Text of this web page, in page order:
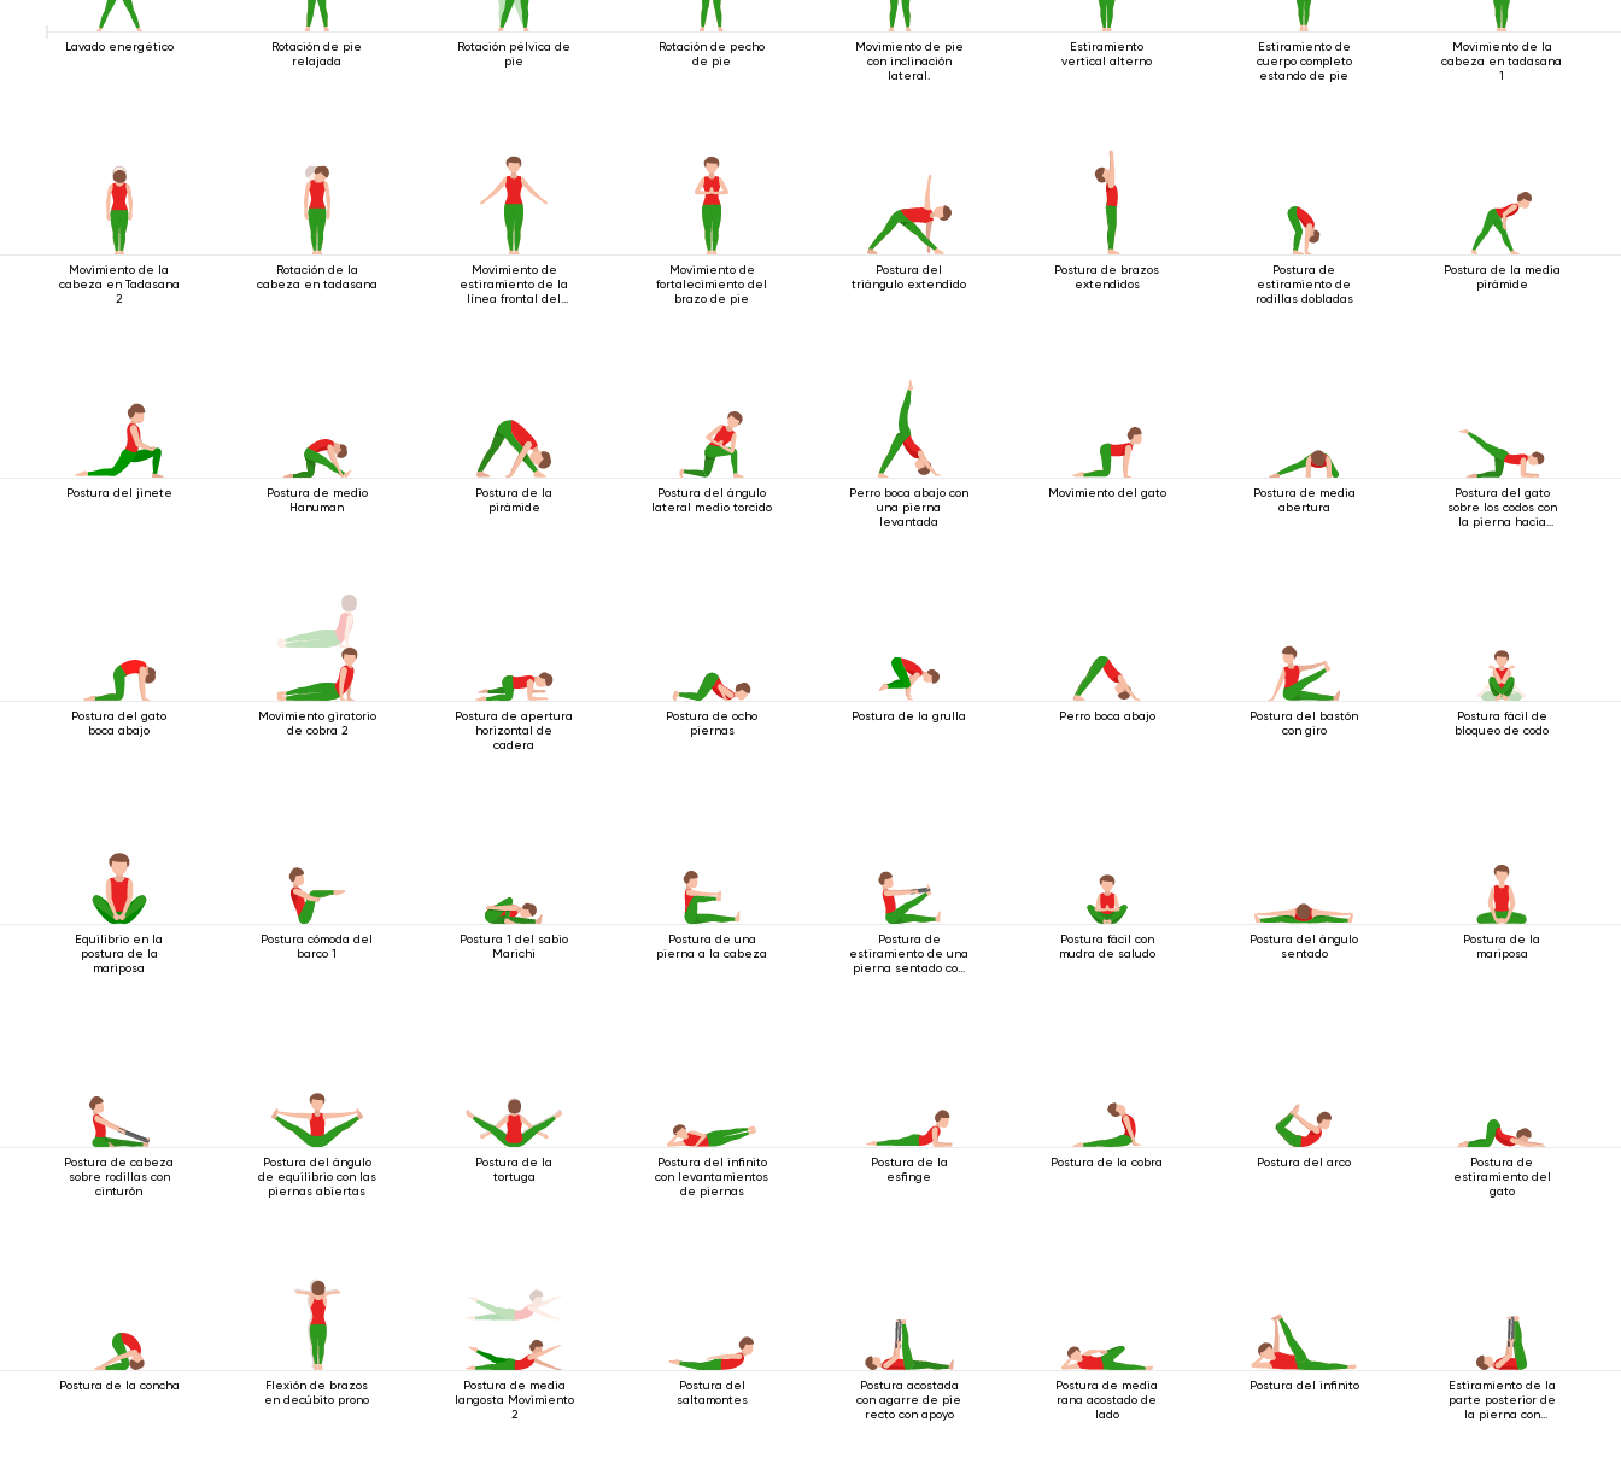
Lavado energético
Rotación de pie
relajada
Rotación pélvica de
pie
Rotación de pecho
de pie
Movimiento de pie
con inclinación
lateral.
Estiramiento
vertical alterno
Estiramiento de
cuerpo completo
estando de pie
Movimiento de la
cabeza en tadasana
1
Movimiento de la
cabeza en Tadasana
2
Rotación de la
cabeza en tadasana
Movimiento de
estiramiento de la
línea frontal del
Movimiento de
fortalecimiento del
brazo de pie
Postura del
triángulo extendido
Postura de brazos
extendidos
Postura de
estiramiento de
rodillas dobladas
Postura de la media
pirámide
Postura del jinete
Postura de medio
Hanuman
Postura de la
pirámide
Postura del ángulo
lateral medio torcido
Perro boca abajo con
una pierna
levantada
Movimiento del gato
Postura de media
abertura
Postura del gato
sobre los codos con
la pierna hacia
Postura del gato
boca abajo
Movimiento giratorio
de cobra 2
Postura de apertura
horizontal de
cadera
Postura de ocho
piernas
Postura de la grulla Perro boca abajo
Postura del bastón
con giro
Postura fácil de
bloqueo de codo
Equilibrio en la
postura de la
mariposa
Postura cómoda del
barco 1
Postura 1 del sabio
Marichi
Postura de una
pierna a la cabeza
Postura de
estiramiento de una
pierna sentado con
Postura fácil con
mudra de saludo
Postura del ángulo
sentado
Postura de la
mariposa
Postura de cabeza
sobre rodillas con
cinturón
Postura del ángulo
de equilibrio con las
piernas abiertas
Postura de la
tortuga
Postura del infinito
con levantamientos
de piernas
Postura de la
esfinge
Postura de la cobra Postura del arco
Postura de
estiramiento del
gato
Postura de la concha
Flexión de brazos
en decúbito prono
Postura de media
langosta Movimiento
2
Postura del
saltamontes
Postura acostada
con agarre de pie
recto con apoyo
Postura de media
rana acostado de
lado
Postura del infinito
Estiramiento de la
parte posterior de
la pierna con